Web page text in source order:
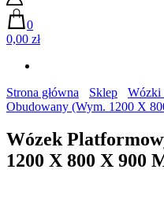
0
0,00 zł
Strona główna Sklep Wózki
Obudowany (Wym. 1200 X
Wózek
1200 X 800 X 900